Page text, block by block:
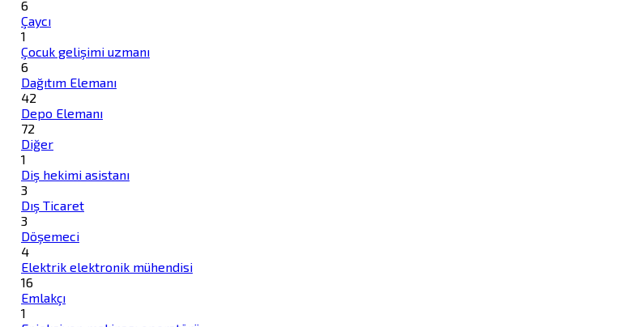
6
Çaycı
1
Çocuk gelişimi uzmanı
6
Dağıtım Elemanı
42
Depo Elemanı
72
Diğer
1
Diş hekimi asistanı
3
Dış Ticaret
3
Döşemeci
4
Elektrik elektronik mühendisi
16
Emlakçı
1